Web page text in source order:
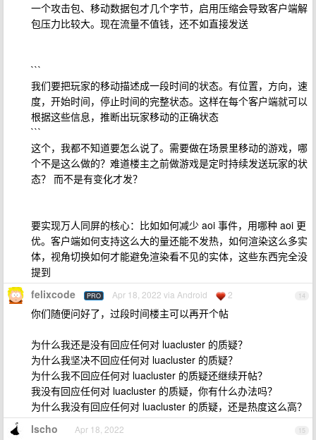
一个攻击包、移动数据包才几个字节，启用压缩会导致客户端解
包压力比较大。现在流量不值钱，还不如直接发送
```
我们要把玩家的移动描述成一段时间的状态。有位置，方向，速
度，开始时间，停止时间的完整状态。这样在每个客户端就可以
根据这些信息，推断出玩家移动的正确状态
```
这个，我都不知道要怎么说了。需要做在场景里移动的游戏，哪
个不是这么做的？难道楼主之前做游戏是定时持续发送玩家的状
态？ 而不是有变化才发？
要实现万人同屏的核心：比如如何减少 aoi 事件，用哪种 aoi 更
优。客户端如何支持这么大的量还能不发热，如何渲染这么多实
体，视角切换如何才能避免渲染看不见的实体，这些东西完全没
提到
14
felixcode PRO Apr 18, 2022 via Android 2
你们随便问好了，过段时间楼主可以再开个帖
为什么我还是没有回应任何对 luacluster 的质疑？
为什么我坚决不回应任何对 luacluster 的质疑？
为什么我不回应任何对 luacluster 的质疑还继续开帖？
我没有回应任何对 luacluster 的质疑，你有什么办法吗？
为什么我没有回应任何对 luacluster 的质疑，还是热度这么高？
15
lscho Apr 18, 2022